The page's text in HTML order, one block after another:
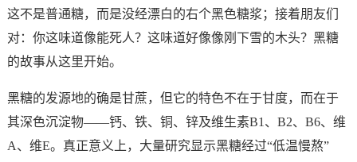
这不是普通糖，而是没经漂白的右个黑色糖浆；接着朋友们
对：你这味道像能死人？这味道好像像刚下雪的木头？黑糖
的故事从这里开始。
黑糖的发源地的确是甘蔗，但它的特色不在于甘度，而在于
其深色沉淀物——钙、铁、铜、锌及维生素B1、B2、B6、维
A、维E。真正意义上，大量研究显示黑糖经过“低温慢熬”